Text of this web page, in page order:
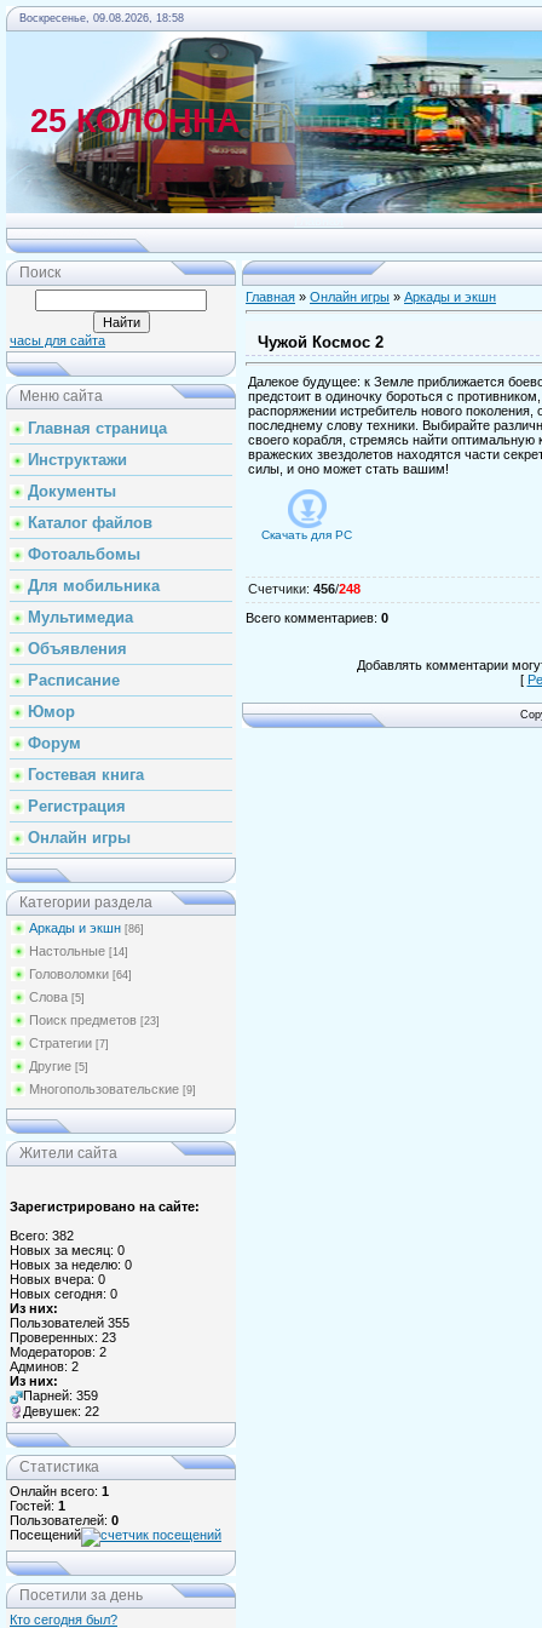
Воскресенье, 09.08.2026, 18:58
25 КОЛОННА
Поиск
часы для сайта
Меню сайта
Главная страница
Инструктажи
Документы
Каталог файлов
Фотоальбомы
Для мобильника
Мультимедиа
Объявления
Расписание
Юмор
Форум
Гостевая книга
Регистрация
Онлайн игры
Категории раздела
Аркады и экшн [86]
Настольные [14]
Головоломки [64]
Слова [5]
Поиск предметов [23]
Стратегии [7]
Другие [5]
Многопользовательские [9]
Жители сайта
Зарегистрировано на сайте:
Всего: 382
Новых за месяц: 0
Новых за неделю: 0
Новых вчера: 0
Новых сегодня: 0
Из них:
Пользователей 355
Проверенных: 23
Модераторов: 2
Админов: 2
Из них:
Парней: 359
Девушек: 22
Статистика
Онлайн всего: 1
Гостей: 1
Пользователей: 0
Посещений
Посетили за день
Кто сегодня был?
Главная » Онлайн игры » Аркады и экшн
Чужой Космос 2
Далекое будущее: к Земле приближается
предстоит в одиночку бороться с
распоряжении истребитель нового
последнему слову техники. Выбирайте
своего корабля, стремясь найти
вражеских звездолетов находятся части
силы, и оно может стать вашим!
Скачать для PC
Счетчики: 456/248
Всего комментариев: 0
Добавлять комментарии
[